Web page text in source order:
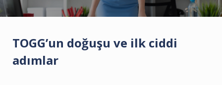
TOGG’un doğuşu ve ilk ciddi
adımlar